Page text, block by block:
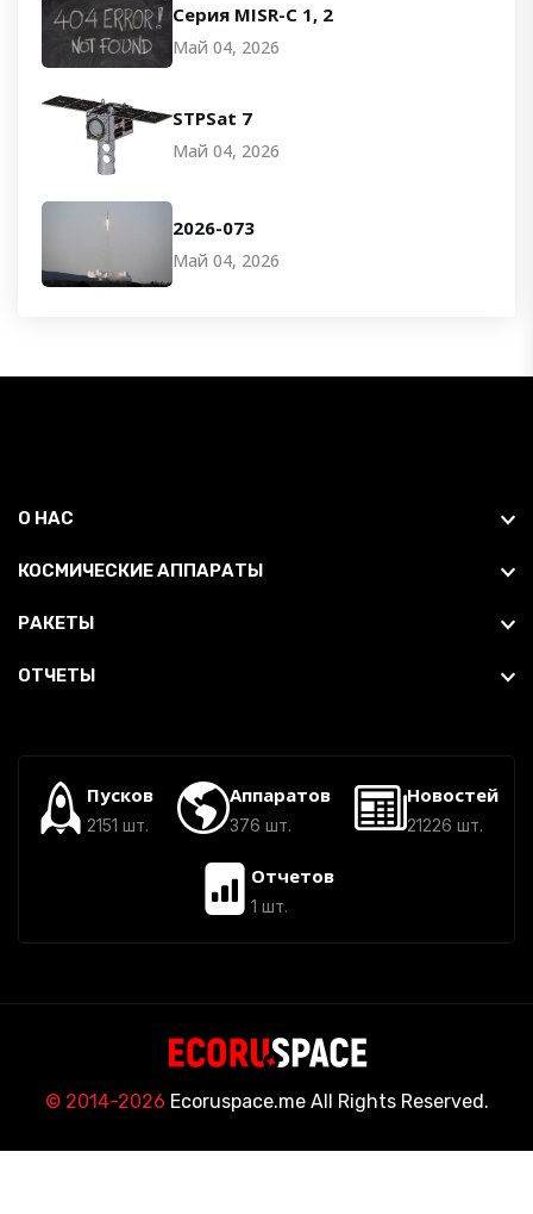
Серия MISR-C 1, 2
Май 04, 2026
STPSat 7
Май 04, 2026
2026-073
Май 04, 2026
О НАС
КОСМИЧЕСКИЕ АППАРАТЫ
РАКЕТЫ
ОТЧЕТЫ
Пусков
2151 шт.
Аппаратов
376 шт.
Новостей
21226 шт.
Отчетов
1 шт.
© 2014-2026 Ecoruspace.me All Rights Reserved.